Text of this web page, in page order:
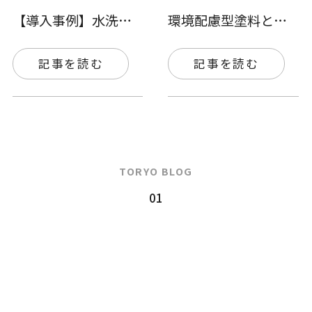
【導入事例】水洗ブース（湿式塗装ブース）…
記事を読む
環境配慮型塗料とは？ ー作業者が健康障害…
記事を読む
TORYO BLOG
01